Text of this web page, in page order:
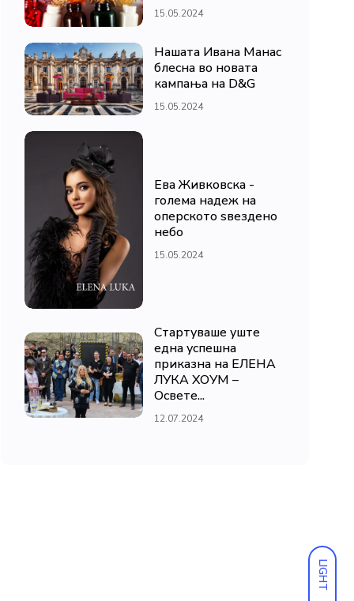
LIGHT
15.05.2024
Нашата Ивана Манас
блесна во новата
кампања на D&G
15.05.2024
Ева Живковска -
голема надеж на
оперското ѕвездено
небо
15.05.2024
Стартуваше уште
една успешна
приказна на ЕЛЕНА
ЛУКА ХОУМ –
Освете...
12.07.2024